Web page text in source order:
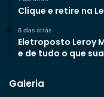
Clique e retire na
6 dias atrás
Eletroposto Leroy
e de tudo o que
Galeria